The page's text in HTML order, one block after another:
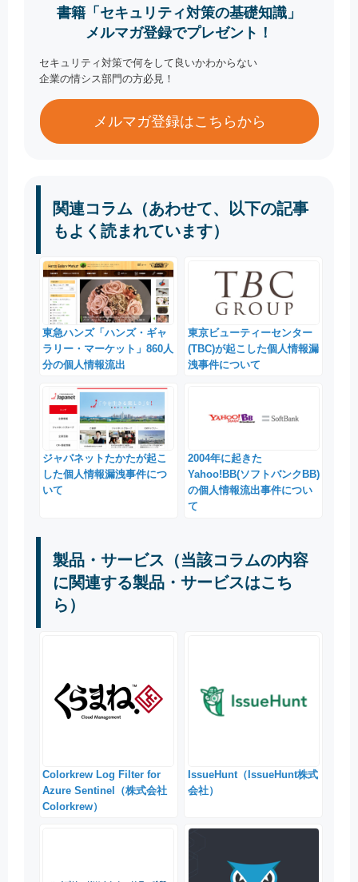
書籍「セキュリティ対策の基礎知識」
メルマガ登録でプレゼント！
セキュリティ対策で何をして良いかわからない
企業の情シス部門の方必見！
メルマガ登録はこちらから
関連コラム（あわせて、以下の記事
もよく読まれています）
東急ハンズ「ハンズ・ギャ
ラリー・マーケット」860人
分の個人情報流出
東京ビューティーセンター
(TBC)が起こした個人情報漏
洩事件について
ジャパネットたかたが起こ
した個人情報漏洩事件につ
いて
2004年に起きた
Yahoo!BB(ソフトバンクBB)
の個人情報流出事件につい
て
製品・サービス（当該コラムの内容
に関連する製品・サービスはこち
ら）
Colorkrew Log Filter for
Azure Sentinel（株式会社
Colorkrew）
IssueHunt（IssueHunt株式
会社）